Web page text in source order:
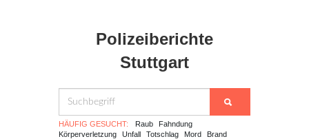
Polizeiberichte
Stuttgart
HÄUFIG GESUCHT: Raub
Fahndung
Körperverletzung
Unfall Totschlag Mord
Brand